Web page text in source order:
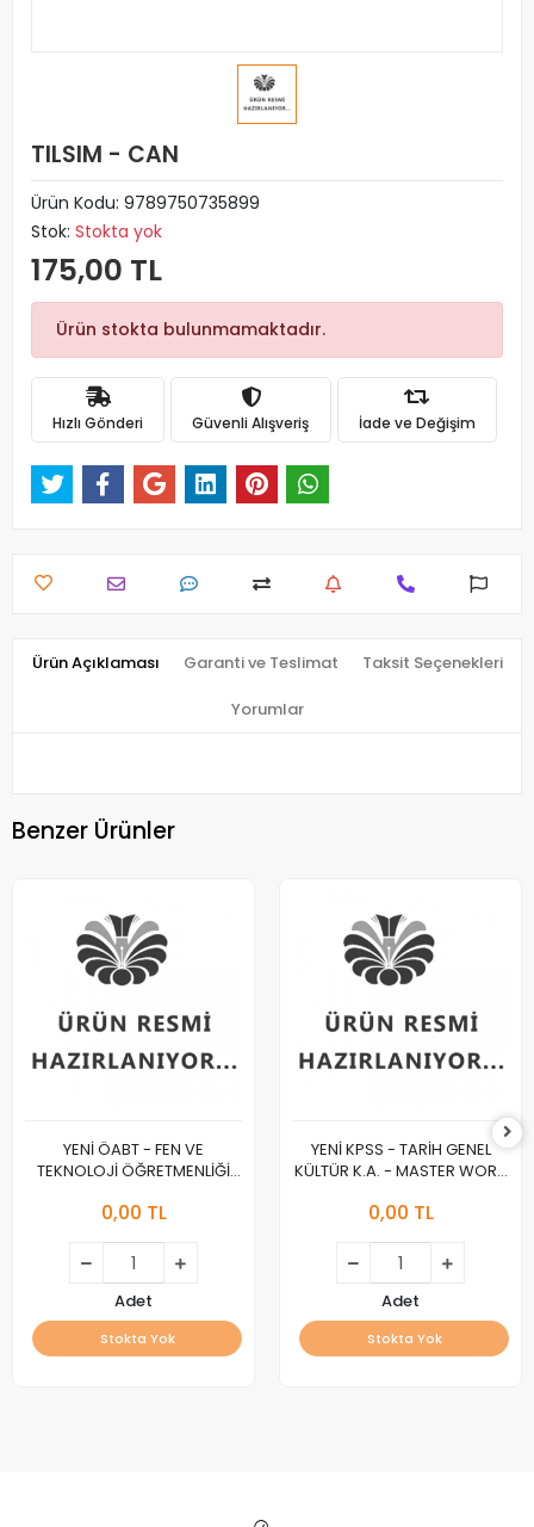
TILSIM - CAN
Ürün Kodu: 9789750735899
Stok: Stokta yok
175,00 TL
Ürün stokta bulunmamaktadır.
Hızlı Gönderi Güvenli Alışveriş İade ve Değişim
Ürün Açıklaması Garanti ve Teslimat Taksit Seçenekleri
Yorumlar
Benzer Ürünler
YENİ ÖABT - FEN VE
TEKNOLOJİ ÖĞRETMENLİĞİ
0,00 TL
Adet
Stokta Yok
YENİ KPSS - TARİH GENEL
KÜLTÜR K.A. - MASTER WORK
0,00 TL
Adet
Stokta Yok